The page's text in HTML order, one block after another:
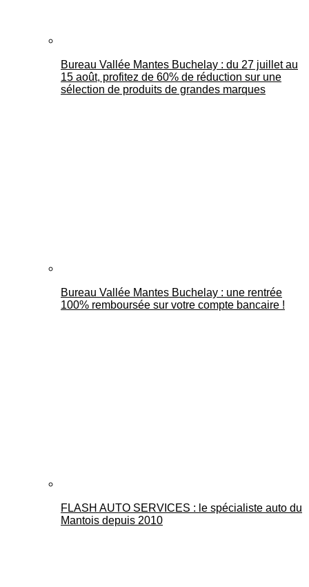
Bureau Vallée Mantes Buchelay : du 27 juillet au
15 août, profitez de 60% de réduction sur une
sélection de produits de grandes marques
Bureau Vallée Mantes Buchelay : une rentrée
100% remboursée sur votre compte bancaire !
FLASH AUTO SERVICES : le spécialiste auto du
Mantois depuis 2010